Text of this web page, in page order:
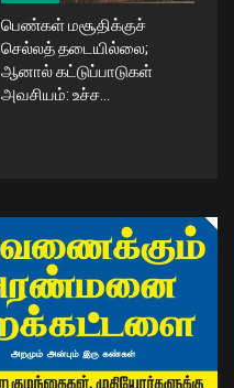
பெண்கள் மசூதிக்குச்
செல்லத் தடையில்லை;
ஆனால் கட்டுப்பாடுகள்
அவசியம்: உச்ச…